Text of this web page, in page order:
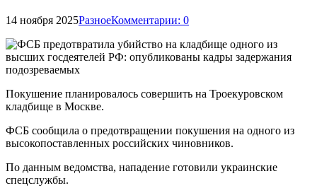
14 ноября 2025РазноеКомментарии: 0
Покушение планировалось совершить на Троекуровском
кладбище в Москве.
ФСБ сообщила о предотвращении покушения на одного из
высокопоставленных российских чиновников.
По данным ведомства, нападение готовили украинские
спецслужбы.